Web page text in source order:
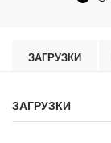
ЗАГРУЗКИ
ЗАГРУЗКИ